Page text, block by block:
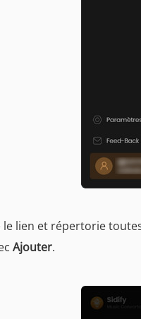
le lien et répertorie
Ajouter.